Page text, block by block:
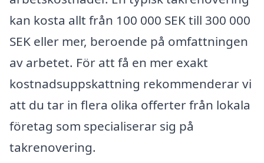
kan kosta allt från 100 000 SEK till 300 000
SEK eller mer, beroende på omfattningen
av arbetet. För att få en mer exakt
kostnadsuppskattning rekommenderar vi
att du tar in flera olika offerter från lokala
företag som specialiserar sig på
takrenovering.